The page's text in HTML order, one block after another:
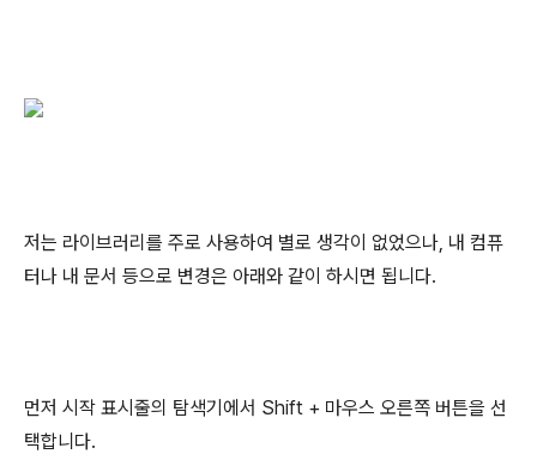
저는 라이브러리를 주로 사용하여 별로 생각이 없었으나, 내 컴퓨
터나 내 문서 등으로 변경은 아래와 같이 하시면 됩니다.
먼저 시작 표시줄의 탐색기에서 Shift + 마우스 오른쪽 버튼을 선
택합니다.